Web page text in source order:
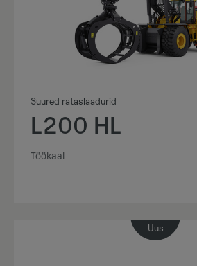
Suured rataslaadurid
L200 HL
Töökaal
Uus